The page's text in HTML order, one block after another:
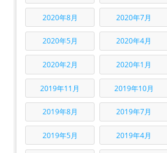
2020年8月 2020年7月
2020年5月 2020年4月
2020年2月 2020年1月
2019年11月 2019年10月
2019年8月 2019年7月
2019年5月 2019年4月